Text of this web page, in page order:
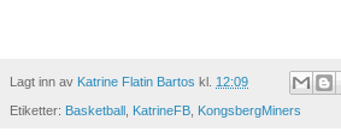
Lagt inn av Katrine Flatin Bartos kl. 12:09
Etiketter: Basketball KatrineFB KongsbergMiners